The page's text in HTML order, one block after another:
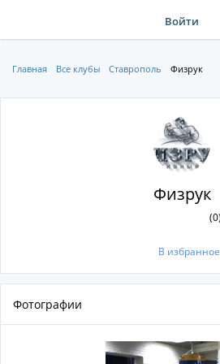
Войти
Главная Все клубы Ставрополь Физрук
Физрук
(0)
В избранное
Фотографии